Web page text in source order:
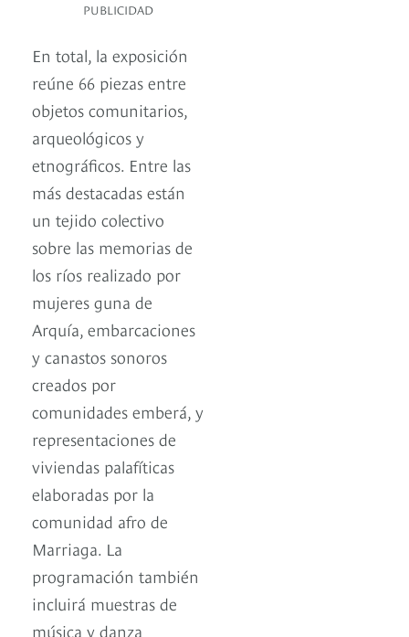
PUBLICIDAD
En total, la exposición
reúne 66 piezas entre
objetos comunitarios,
arqueológicos y
etnográficos. Entre las
más destacadas están
un tejido colectivo
sobre las memorias de
los ríos realizado por
mujeres guna de
Arquía, embarcaciones
y canastos sonoros
creados por
comunidades emberá, y
representaciones de
viviendas palafíticas
elaboradas por la
comunidad afro de
Marriaga. La
programación también
incluirá muestras de
música y danza